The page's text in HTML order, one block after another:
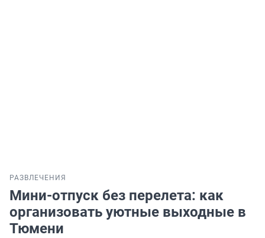
РАЗВЛЕЧЕНИЯ
Мини-отпуск без перелета: как
организовать уютные выходные в
Тюмени